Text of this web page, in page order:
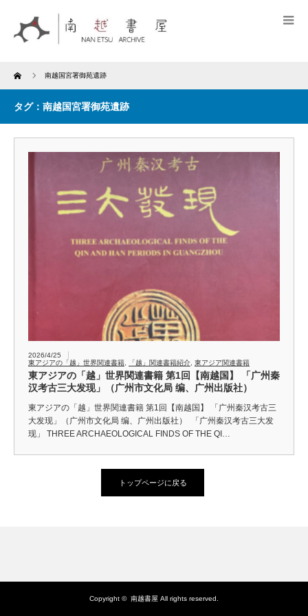
Home 南越国宮署御苑遺跡
タグ：南越国宮署御苑遺跡
2026/4/25
東アジアの「越」世界関連書籍
「越」関連書籍紹介 東アジア関連書籍
東アジアの「越」世界関連書籍 第1回【南越国】 「广州秦
汉考古三大发现」（广州市文化局 编、广州出版社）
東アジアの「越」世界関連書籍 第1回【南越国】 「广州秦汉考古三
大发现」（广州市文化局 编、广州出版社） 「广州秦汉考古三大发
现」 THREE ARCHAEOLOGICAL FINDS OF THE QI…
トップページに戻る
Copyright © 南越書屋 All rights reserved.